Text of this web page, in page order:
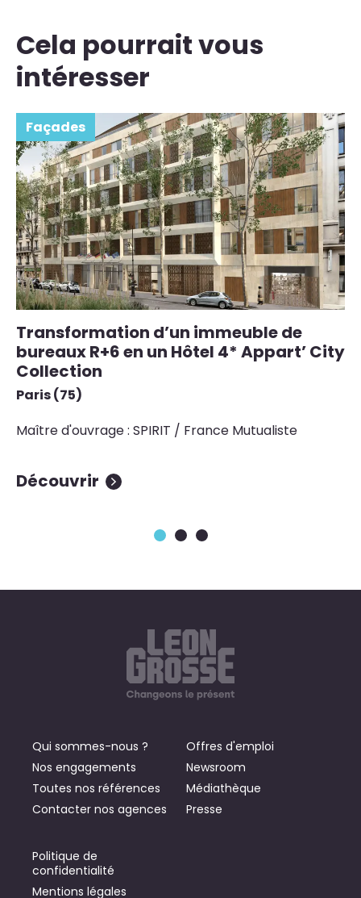
Cela pourrait vous
intéresser
Façades
Transformation d’un immeuble de
bureaux R+6 en un Hôtel 4* Appart’ City
Collection
Paris (75)
Maître d'ouvrage : SPIRIT / France Mutualiste
Découvrir
Qui sommes-nous ?
Nos engagements
Toutes nos références
Contacter nos agences
Offres d'emploi
Newsroom
Médiathèque
Presse
Politique de
confidentialité
Mentions légales